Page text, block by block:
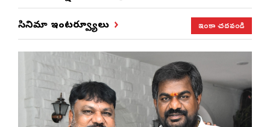
సినిమా ఇంటర్వ్యూలు ఇంకా చదవండి